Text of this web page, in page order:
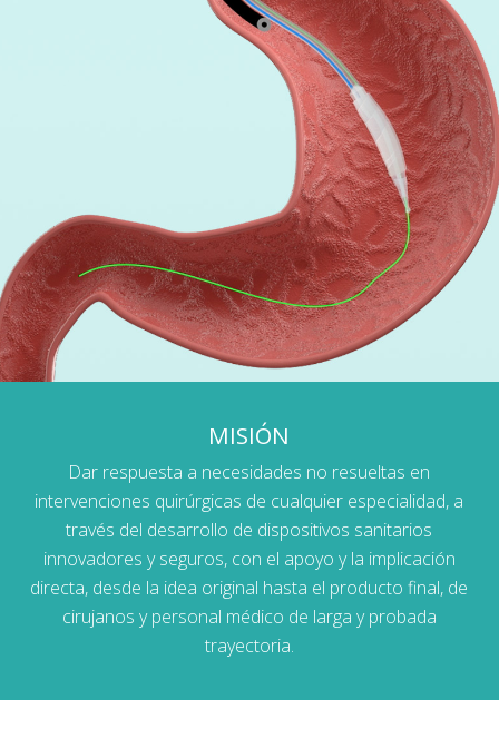
MISIÓN
Dar respuesta a necesidades no resueltas en
intervenciones quirúrgicas de cualquier especialidad, a
través del desarrollo de dispositivos sanitarios
innovadores y seguros, con el apoyo y la implicación
directa, desde la idea original hasta el producto final, de
cirujanos y personal médico de larga y probada
trayectoria.